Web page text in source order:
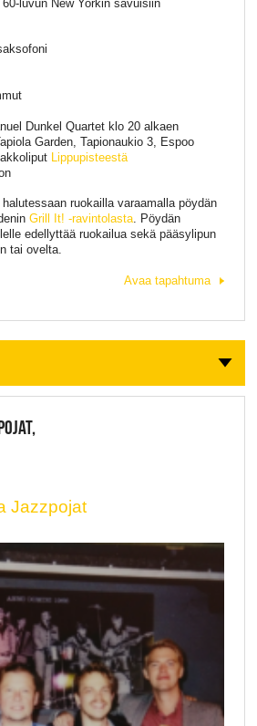
luvun New Yorkin savuisiin
Dunkel Quartet klo 20 alkaen
Garden, Tapionaukio 3, Espoo
Lippupisteestä
ruokailla varaamalla pöydän
Grill It! -ravintolasta. Pöydän
edellyttää ruokailua sekä pääsylipun
tai ovelta.
Avaa tapahtuma
Jazzpojat